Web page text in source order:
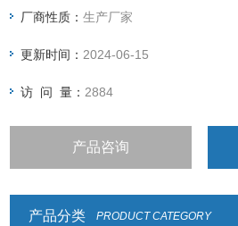
坚持打造*秀的电子秤销售与维修
厂商性质：生产厂家
更新时间： 2024-06-15
访 问 量： 2884
产品咨询
产品分类 PRODUCT CATEGORY